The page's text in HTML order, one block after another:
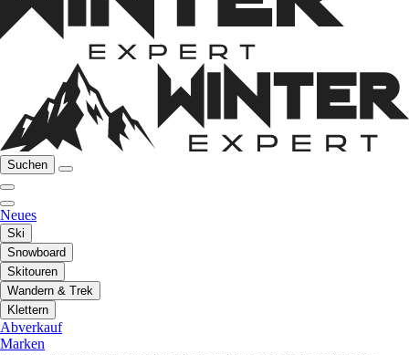
Suchen
Neues
Ski
Snowboard
Skitouren
Wandern & Trek
Klettern
Abverkauf
Marken